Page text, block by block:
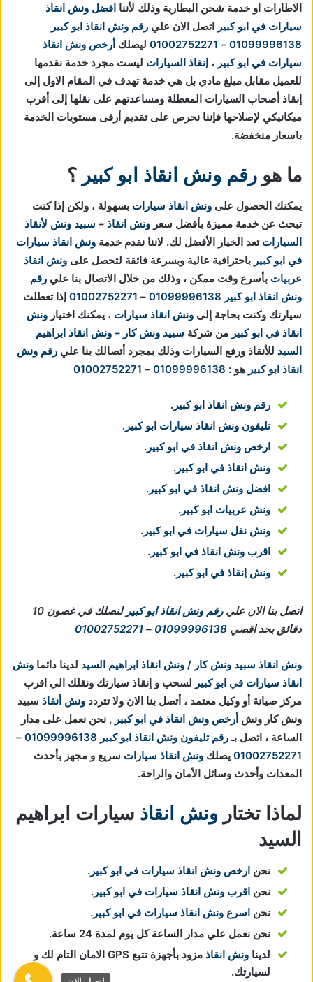
الاطارات او خدمة شحن البطارية وذلك لأننا افضل ونش انقاذ
سيارات في ابو كبير اتصل الان علي رقم ونش انقاذ ابو كبير
01099996138
–
01002752271 ليصلك أرخص ونش انقاذ
سيارات في ابو كبير ، إنقاذ السيارات ليست مجرد خدمة نقدمها
للعميل مقابل مبلغ مادي بل هي خدمة تهدف في المقام الاول إلى
إنقاذ أصحاب السيارات المعطلة ومساعدتهم على نقلها إلى أقرب
ميكانيكي لإصلاحها فإننا نحرص على تقديم أرقى مستويات الخدمة
باسعار منخفضة.
ما هو رقم ونش انقاذ ابو كبير ؟
يمكنك الحصول على ونش انقاذ سيارات بسهولة ، ولكن إذا كنت
تبحث عن خدمة مميزة بأفضل سعر ونش انقاذ – سبيد ونش لأنقاذ
السيارات تعد الخيار الأفضل لك. لاننا نقدم خدمة ونش انقاذ سيارات
في ابو كبير باحترافية عالية وبسرعة فائقة لتحصل على ونش انقاذ
عربيات بأسرع وقت ممكن ، وذلك من خلال الاتصال بنا علي رقم
ونش انقاذ ابو كبير 01099996138
–
01002752271 إذا تعطلت
سيارتك وكنت بحاجة إلى ونش انقاذ سيارات ، يمكنك اختيار ونش
انقاذ في ابو كبير من شركة سبيد ونش كار – ونش انقاذ ابراهيم
السيد للأنقاذ ورفع السيارات وذلك بمجرد أتصالك بنا علي رقم ونش
انقاذ ابو كبير هو : 01099996138
–
01002752271
رقم ونش انقاذ ابو كبير .
تليفون ونش انقاذ سيارات ابو كبير .
ارخص ونش انقاذ في ابو كبير .
ونش انقاذ في ابو كبير .
افضل ونش انقاذ في ابو كبير .
ونش عربيات ابو كبير .
ونش نقل سيارات في ابو كبير .
اقرب ونش انقاذ في ابو كبير .
ونش إنقاذ في ابو كبير .
اتصل بنا الان عليرقم ونش انقاذ ابو كبير
لنصلك في غصون 10
دقائق بحد اقصي 01099996138
–
01002752271
ونش انقاذ سبيد ونش كار / ونش انقاذ ابراهيم السيد لدينا دائما ونش
انقاذ سيارات في ابو كبير لسحب و إنقاذ سيارتك ونقلك الي اقرب
مركز صيانة أو وكيل معتمد ، أتصل بنا الان ولا تتردد ونش أنقاذ سبيد
ونش كار ونش أرخص ونش انقاذ في ابو كبير , نحن نعمل على مدار
الساعة ، اتصل بـرقم تليفون ونش انقاذ ابو كبير 01099996138
–
01002752271 يصلك ونش انقاذ سيارات سريع و مجهز بأحدث
المعدات وأحدث وسائل الأمان والراحة.
لماذا تختار ونش انقاذ سيارات ابراهيم
السيد
نحن ارخص ونش انقاذ سيارات في ابو كبير .
نحن اقرب ونش انقاذ سيارات في ابو كبير .
نحن اسرع ونش انقاذ سيارات في ابو كبير .
نحن نعمل علي مدار الساعة كل يوم لمدة 24 ساعة.
لدينا ونش انقاذ
مزود بأجهزة تتبع GPS الامان التام لك و
لسيارتك.